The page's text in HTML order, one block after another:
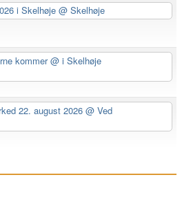
i Skelhøje@ Skelhøje
kommer@ i Skelhøje
22. august 2026 @ Ved